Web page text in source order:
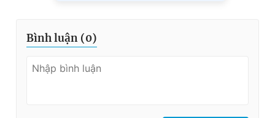
Bình luận (0)